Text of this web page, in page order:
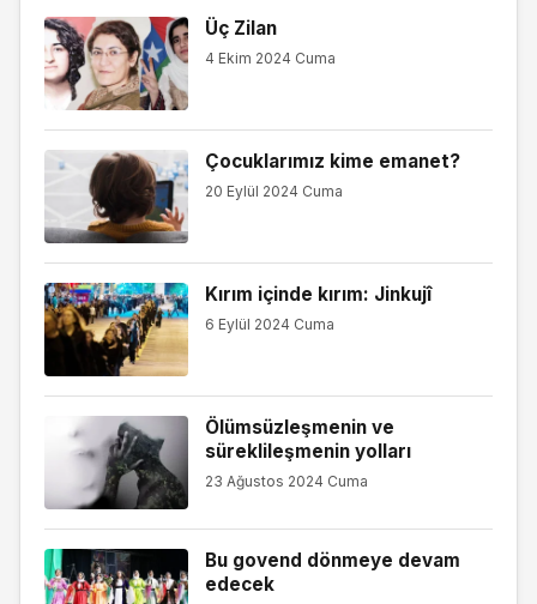
Üç Zilan
4 Ekim 2024 Cuma
Çocuklarımız kime emanet?
20 Eylül 2024 Cuma
Kırım içinde kırım: Jinkujî
6 Eylül 2024 Cuma
Ölümsüzleşmenin ve
süreklileşmenin yolları
23 Ağustos 2024 Cuma
Bu govend dönmeye devam
edecek